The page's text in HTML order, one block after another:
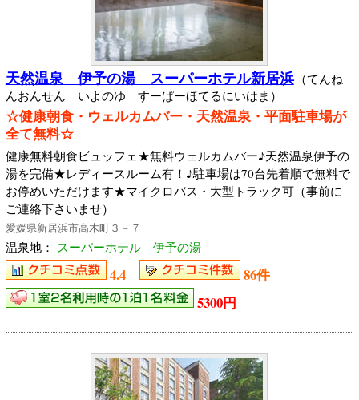
天然温泉 伊予の湯 スーパーホテル新居浜（てんね
んおんせん いよのゆ すーぱーほてるにいはま）
☆健康朝食・ウェルカムバー・天然温泉・平面駐車場が
全て無料☆
健康無料朝食ビュッフェ★無料ウェルカムバー♪天然温泉伊予の
湯を完備★レディースルーム有！♪駐車場は70台先着順で無料で
お停めいただけます★マイクロバス・大型トラック可（事前に
ご連絡下さいませ）
愛媛県新居浜市高木町３－７
温泉地： スーパーホテル 伊予の湯
4.4
86件
5300円